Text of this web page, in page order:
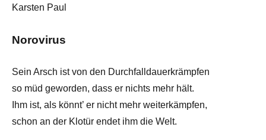
Karsten Paul
Norovirus
Sein Arsch ist von den Durchfalldauerkrämpfen
so müd geworden, dass er nichts mehr hält.
Ihm ist, als könnt’ er nicht mehr weiterkämpfen,
schon an der Klotür endet ihm die Welt.